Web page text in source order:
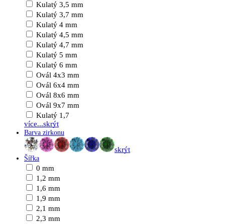
Kulatý 3,5 mm
Kulatý 3,7 mm
Kulatý 4 mm
Kulatý 4,5 mm
Kulatý 4,7 mm
Kulatý 5 mm
Kulatý 6 mm
Ovál 4x3 mm
Ovál 6x4 mm
Ovál 8x6 mm
Ovál 9x7 mm
Kulatý 1,7
více...skrýt
Barva zirkonu
skrýt
Šířka
0 mm
1,2 mm
1,6 mm
1,9 mm
2,1 mm
2,3 mm